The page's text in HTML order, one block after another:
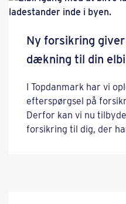
Ny forsikring
dækning til din
I Topdanmark har vi
efterspørgsel på
Derfor kan vi nu
forsikring til dig, der